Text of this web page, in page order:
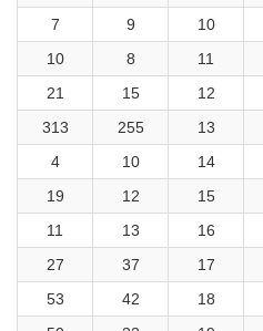
7
9 10
10
8 11
21
15 12
313
255 13
4
10 14
19
12 15
11
13 16
27
37 17
53
42 18